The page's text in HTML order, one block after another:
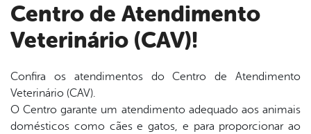
Centro de Atendimento
Veterinário (CAV)!
Confira os atendimentos do Centro de Atendimento
Veterinário (CAV).
O Centro garante um atendimento adequado aos animais
domésticos como cães e gatos, e para proporcionar ao